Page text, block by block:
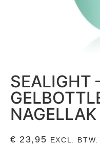
SEALIGHT
NAGELLAK
€ 23,95 EXCL.